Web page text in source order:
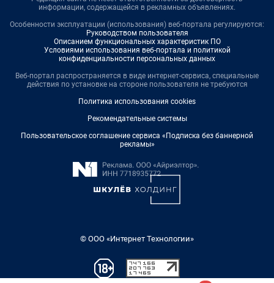
информации, содержащейся в рекламных объявлениях.
Особенности эксплуатации (использования) веб-портала регулируются:
Руководством пользователя
Описанием функциональных характеристик ПО
Условиями использования веб-портала и политикой
конфиденциальности персональных данных
Веб-портал распространяется в виде интернет-сервиса, специальные
действия по установке на стороне пользователя не требуются
Политика использования cookies
Рекомендательные системы
Пользовательское соглашение сервиса «Подписка без баннерной
рекламы»
© ООО «Интернет Технологии»